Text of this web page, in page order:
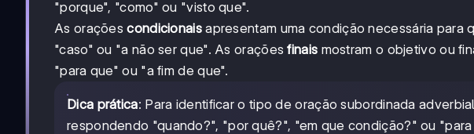
"porque", "como" ou "visto que".
As oraçõescondicionaisapresentam uma condição necessária para
"caso" ou "a não ser que". As oraçõesfinais mostram o objetivo ou
"para que" ou "a fim de que".
Dica prática: Para identificar o tipo de oração subordinada
respondendo "quando?", "por quê?", "em que condição?" ou